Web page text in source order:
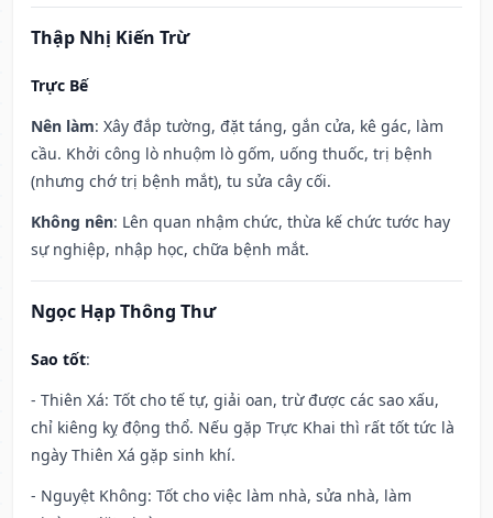
Thập Nhị Kiến Trừ
Trực Bế
Nên làm: Xây đắp tường, đặt táng, gắn cửa, kê gác, làm
cầu. Khởi công lò nhuộm lò gốm, uống thuốc, trị bệnh
(nhưng chớ trị bệnh mắt), tu sửa cây cối.
Không nên: Lên quan nhậm chức, thừa kế chức tước hay
sự nghiệp, nhập học, chữa bệnh mắt.
Ngọc Hạp Thông Thư
Sao tốt:
- Thiên Xá: Tốt cho tế tự, giải oan, trừ được các sao xấu,
chỉ kiêng kỵ động thổ. Nếu gặp Trực Khai thì rất tốt tức là
ngày Thiên Xá gặp sinh khí.
- Nguyệt Không: Tốt cho việc làm nhà, sửa nhà, làm